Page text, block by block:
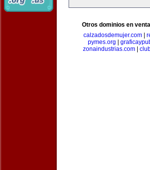
Otros dominios en
calzadosdemujer.com
pymes.org
zonaindustrias.com|